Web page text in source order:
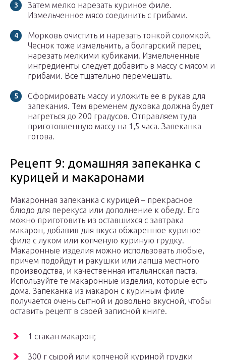
Затем мелко нарезать куриное филе.
Измельченное мясо соединить с грибами.
Морковь очистить и нарезать тонкой соломкой.
Чеснок тоже измельчить, а болгарский перец
нарезать мелкими кубиками. Измельченные
ингредиенты следует добавить в массу с мясом и
грибами. Все тщательно перемешать.
Сформировать массу и уложить ее в рукав для
запекания. Тем временем духовка должна будет
нагреться до 200 градусов. Отправляем туда
приготовленную массу на 1,5 часа. Запеканка
готова.
Рецепт 9: домашняя запеканка с
курицей и макаронами
Макаронная запеканка с курицей – прекрасное
блюдо для перекуса или дополнение к обеду. Его
можно приготовить из оставшихся с завтрака
макарон, добавив для вкуса обжаренное куриное
филе с луком или копченую куриную грудку.
Макаронные изделия можно использовать любые,
причем подойдут и ракушки или лапша местного
производства, и качественная итальянская паста.
Используйте те макаронные изделия, которые есть
дома. Запеканка из макарон с куриным филе
получается очень сытной и довольно вкусной, чтобы
оставить рецепт в своей записной книге.
1 стакан макарон;
300 г сырой или копченой куриной грудки